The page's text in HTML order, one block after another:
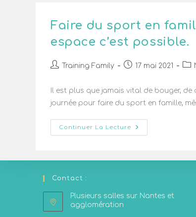
Faire du sport en
espace c’est possible.
Training Family 17 mai 2021
Il est plus que jamais vital de bouger,
journée pour faire du sport en famille,
Continuer La Lecture
Contact :
Plusieurs salles sur Nantes et
agglomération